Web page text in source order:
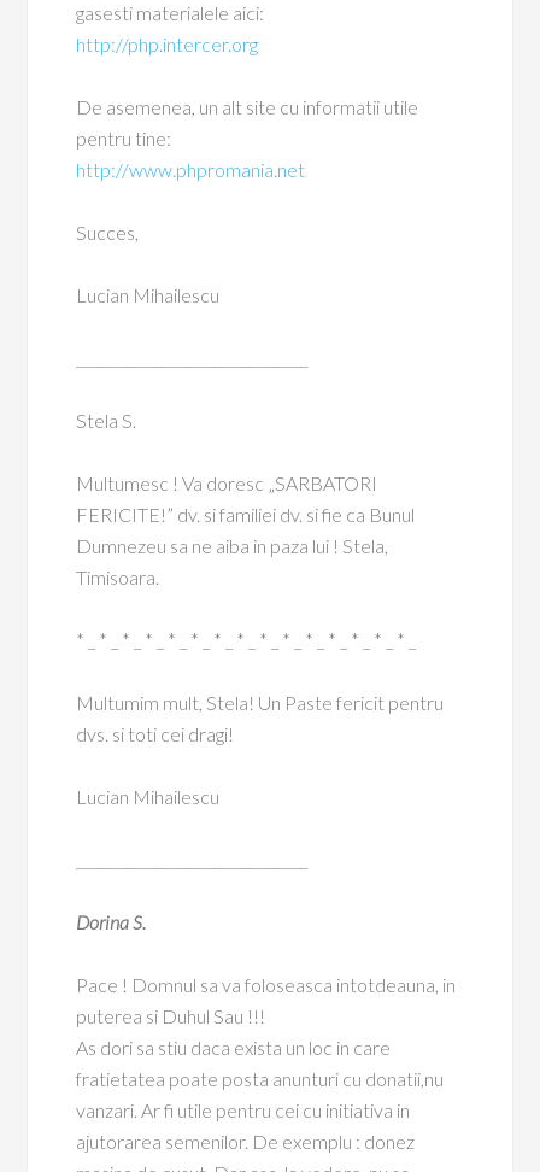
gasesti materialele aici:
http://php.intercer.org
De asemenea, un alt site cu informatii utile
pentru tine:
http://www.phpromania.net
Succes,
Lucian Mihailescu
Stela S.
Multumesc ! Va doresc „SARBATORI
FERICITE!” dv. si familiei dv. si fie ca Bunul
Dumnezeu sa ne aiba in paza lui ! Stela,
Timisoara.
* _ * _ * _ * _ * _ * _ * _ * _ * _ * _ * _ * _ * _ * _ * _
Multumim mult, Stela! Un Paste fericit pentru
dvs. si toti cei dragi!
Lucian Mihailescu
Dorina S.
Pace ! Domnul sa va foloseasca intotdeauna, in
puterea si Duhul Sau !!!
As dori sa stiu daca exista un loc in care
fratietatea poate posta anunturi cu donatii,nu
vanzari. Ar fi utile pentru cei cu initiativa in
ajutorarea semenilor. De exemplu : donez